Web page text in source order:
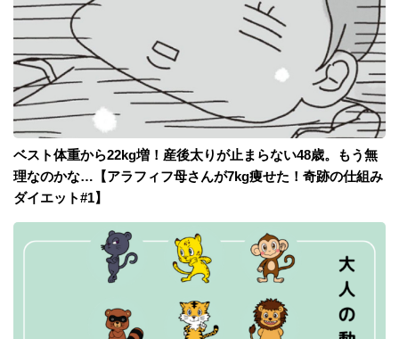
ベスト体重から22kg増！産後太りが止まらない48歳。もう無
理なのかな…【アラフィフ母さんが7kg痩せた！奇跡の仕組み
ダイエット#1】